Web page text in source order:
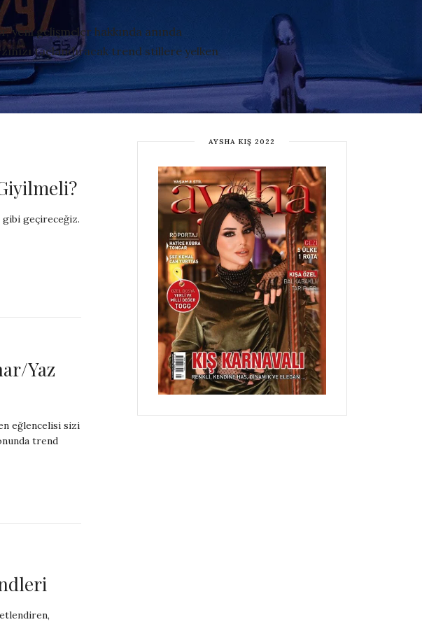
gelişmeler hakkında anında
taçlandıracak trend stillere yelken
gibi geçireceğiz.
Yaz
eğlencelisi sizi
trend
AYSHA KIŞ 2022